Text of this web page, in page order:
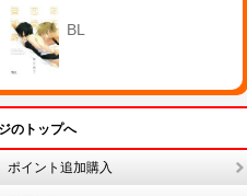
BL
のトップへ
ポイント追加購入